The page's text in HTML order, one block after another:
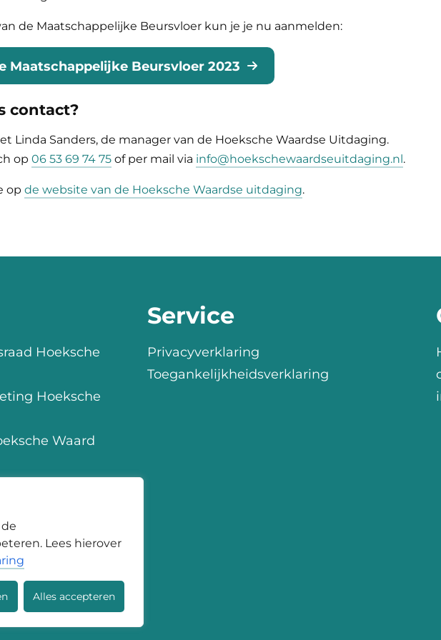
Lees hierover
Alles accepteren
de Maatschappelijke Beursvloer kun je je nu aanmelden:
Maatschappelijke Beursvloer 2023
contact?
Linda Sanders, de manager van de Hoeksche Waardse Uitdaging.
op 06 53 69 74 75 of per mail via info@hoekschewaardseuitdaging.nl.
op de website van de Hoeksche Waardse uitdaging.
Hoeksche
Hoeksche
Waard
Service
Privacyverklaring
Toegankelijkheidsverklaring